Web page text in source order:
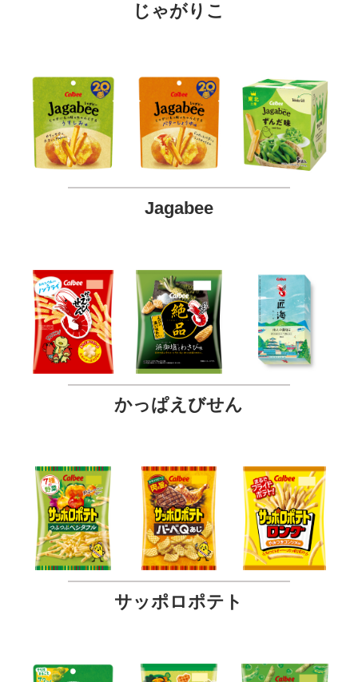
じゃがりこ
Jagabee
かっぱえびせん
サッポロポテト